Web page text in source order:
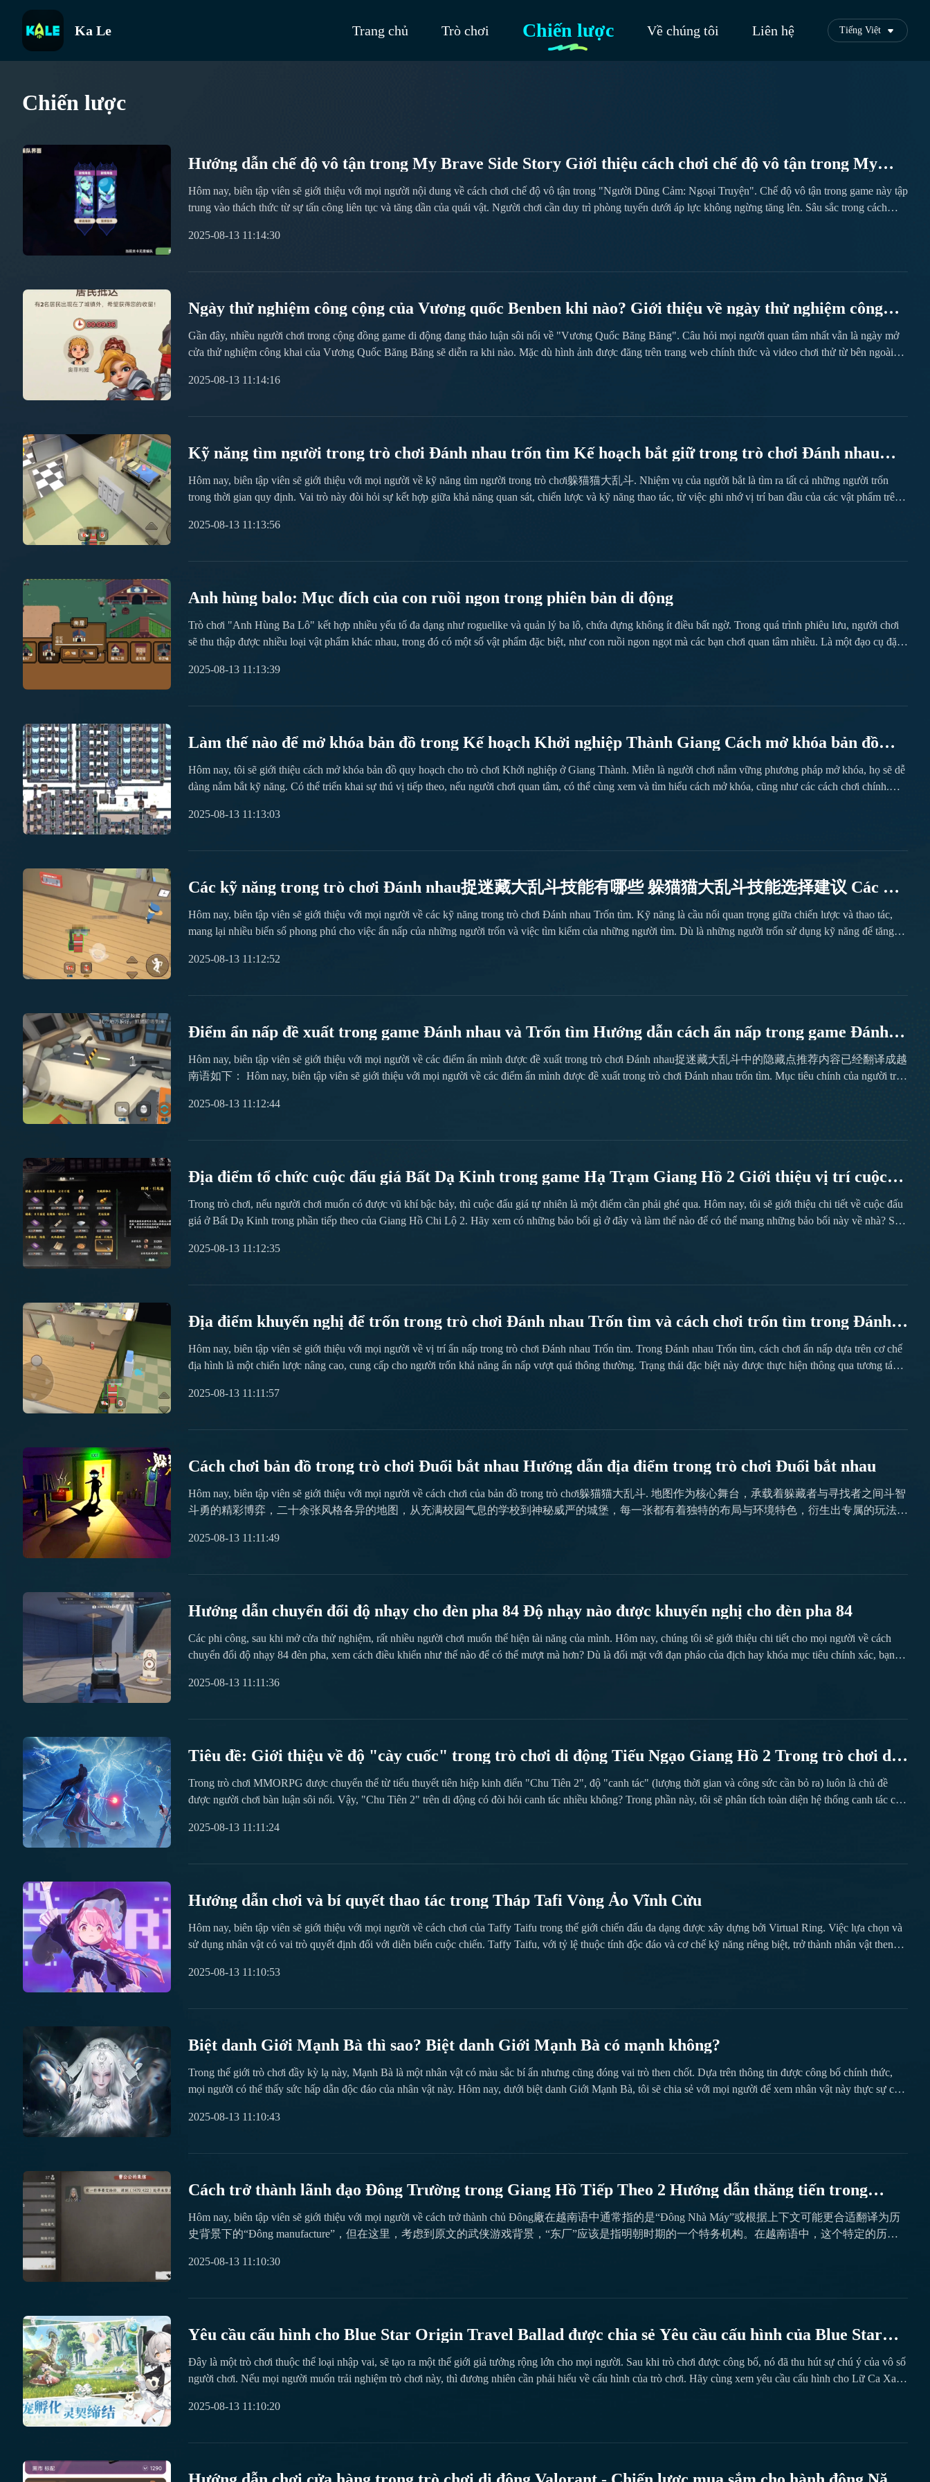
Ka Le Trang chủ Trò chơi Chiến lược Về chúng tôi Liên hệ Tiếng Việt
Chiến lược
Hướng dẫn chế độ vô tận trong My Brave Side Story Giới thiệu cách chơi chế độ vô tận trong My
Hôm nay, biên tập viên sẽ giới thiệu với mọi người nội dung về cách chơi chế độ vô tận trong "Người Dũng Cảm: Ngoại Truyện". Chế độ vô tận trong game này tập
trung vào thách thức từ sự tấn công liên tục và tăng dần của quái vật. Người chơi cần duy trì phòng tuyến dưới áp lực không ngừng tăng lên. Sâu sắc trong cách
đợt tấn công đều đòi hỏi sự cân nhắc tổng hợp về đặc điểm nhân vật, nhịp điệu kỹ năng và môi trường bản đồ. Hãy cùng biên tập viên tìm hiểu thêm...
2025-08-13 11:14:30
Ngày thử nghiệm công cộng của Vương quốc Benben khi nào? Giới thiệu về ngày thử nghiệm công
Gần đây, nhiều người chơi trong cộng đồng game di động đang thảo luận sôi nổi về "Vương Quốc Băng Băng". Câu hỏi mọi người quan tâm nhất vẫn là ngày mở
cửa thử nghiệm công khai của Vương Quốc Băng Băng sẽ diễn ra khi nào. Mặc dù hình ảnh được đăng trên trang web chính thức và video chơi thử từ bên ngoài
đến ngày mở cửa thử nghiệm của trò chơi này. Địa chỉ tải xuống đặt trước mới nhất của "Vương Quốc Băng Băng"》》》》》
2025-08-13 11:14:16
Kỹ năng tìm người trong trò chơi Đánh nhau trốn tìm Kế hoạch bắt giữ trong trò chơi Đánh nhau
Hôm nay, biên tập viên sẽ giới thiệu với mọi người về kỹ năng tìm người trong trò chơi躲猫猫大乱斗. Nhiệm vụ của người bắt là tìm ra tất cả những người trốn
trong thời gian quy định. Vai trò này đòi hỏi sự kết hợp giữa khả năng quan sát, chiến lược và kỹ năng thao tác, từ việc ghi nhớ vị trí ban đầu của các vật phẩm trên
tìm kiếm và tỷ lệ thành công trong việc bắt giữ, khiến mỗi lần bắt trở thành trải nghiệm đầy cảm giác thành tựu. Tiếp theo...
2025-08-13 11:13:56
Anh hùng balo: Mục đích của con ruồi ngon trong phiên bản di động
Trò chơi "Anh Hùng Ba Lô" kết hợp nhiều yếu tố đa dạng như roguelike và quản lý ba lô, chứa đựng không ít điều bất ngờ. Trong quá trình phiêu lưu, người chơi
sẽ thu thập được nhiều loại vật phẩm khác nhau, trong đó có một số vật phẩm đặc biệt, như con ruồi ngon ngọt mà các bạn chơi quan tâm nhiều. Là một đạo cụ đặc
thành nhiệm vụ cụ thể...
2025-08-13 11:13:39
Làm thế nào để mở khóa bản đồ trong Kế hoạch Khởi nghiệp Thành Giang Cách mở khóa bản đồ
Hôm nay, tôi sẽ giới thiệu cách mở khóa bản đồ quy hoạch cho trò chơi Khởi nghiệp ở Giang Thành. Miễn là người chơi nắm vững phương pháp mở khóa, họ sẽ dễ
dàng nắm bắt kỹ năng. Có thể triển khai sự thú vị tiếp theo, nếu người chơi quan tâm, có thể cùng xem và tìm hiểu cách mở khóa, cũng như các cách chơi chính.
2025-08-13 11:13:03
Các kỹ năng trong trò chơi Đánh nhau捉迷藏大乱斗技能有哪些 躲猫猫大乱斗技能选择建议 Các kỹ
Hôm nay, biên tập viên sẽ giới thiệu với mọi người về các kỹ năng trong trò chơi Đánh nhau Trốn tìm. Kỹ năng là cầu nối quan trọng giữa chiến lược và thao tác,
mang lại nhiều biến số phong phú cho việc ẩn nấp của những người trốn và việc tìm kiếm của những người tìm. Dù là những người trốn sử dụng kỹ năng để tăng
dụng và giá trị chiến thuật riêng. Làm chủ thời điểm sử dụng kỹ năng và cách kết hợp chúng là điều cần thiết cho người chơi trong trò chơi...
2025-08-13 11:12:52
Điểm ẩn nấp đề xuất trong game Đánh nhau và Trốn tìm Hướng dẫn cách ẩn nấp trong game Đánh
Hôm nay, biên tập viên sẽ giới thiệu với mọi người về các điểm ẩn mình được đề xuất trong trò chơi Đánh nhau捉迷藏大乱斗中的隐藏点推荐内容已经翻译成越
南语如下： Hôm nay, biên tập viên sẽ giới thiệu với mọi người về các điểm ẩn mình được đề xuất trong trò chơi Đánh nhau trốn tìm. Mục tiêu chính của người trốn
cung cấp nhiều khả năng ẩn nấp đa dạng, từ những bối cảnh hàng ngày đến các công trình kỳ ảo, mỗi khu vực đều có những điểm ẩn nấp đáng để khám phá. Kết
2025-08-13 11:12:44
Địa điểm tổ chức cuộc đấu giá Bất Dạ Kinh trong game Hạ Trạm Giang Hồ 2 Giới thiệu vị trí cuộc
Trong trò chơi, nếu người chơi muốn có được vũ khí bậc bảy, thì cuộc đấu giá tự nhiên là một điểm cần phải ghé qua. Hôm nay, tôi sẽ giới thiệu chi tiết về cuộc đấu
giá ở Bất Dạ Kinh trong phần tiếp theo của Giang Hồ Chi Lộ 2. Hãy xem có những bảo bối gì ở đây và làm thế nào để có thể mang những bảo bối này về nhà? Sau
không tìm thấy. Thực tế, nó được ẩn trong thành Lạc Dương...
2025-08-13 11:12:35
Địa điểm khuyến nghị để trốn trong trò chơi Đánh nhau Trốn tìm và cách chơi trốn tìm trong Đánh
Hôm nay, biên tập viên sẽ giới thiệu với mọi người về vị trí ẩn nấp trong trò chơi Đánh nhau Trốn tìm. Trong Đánh nhau Trốn tìm, cách chơi ẩn nấp dựa trên cơ chế
địa hình là một chiến lược nâng cao, cung cấp cho người trốn khả năng ẩn nấp vượt quá thông thường. Trạng thái đặc biệt này được thực hiện thông qua tương tác
pháp quan trọng để người chơi cao cấp tăng cường cơ hội sống sót. Tiếp theo, hãy cùng biên tập viên...
2025-08-13 11:11:57
Cách chơi bản đồ trong trò chơi Đuổi bắt nhau Hướng dẫn địa điểm trong trò chơi Đuổi bắt nhau
Hôm nay, biên tập viên sẽ giới thiệu với mọi người về cách chơi của bản đồ trong trò chơi躲猫猫大乱斗. 地图作为核心舞台，承载着躲藏者与寻找者之间斗智
斗勇的精彩博弈，二十余张风格各异的地图，从充满校园气息的学校到神秘威严的城堡，每一张都有着独特的布局与环境特色，衍生出专属的玩法策
cách chơi của bản đồ trong trò chơi "Đấu trường Trốn Tìm". Bản đồ đóng vai trò như sân khấu chính, nơi diễn ra cuộc đấu trí và sức mạnh giữa những người ẩn nấp
mỗi bản đồ đều có bố cục và đặc điểm môi trường riêng, tạo ra chiến lược chơi độc đáo. Người ẩn nấp có thể hóa thân thành nhiều vật phẩm để ẩn mình, trong khi
2025-08-13 11:11:49
Hướng dẫn chuyển đổi độ nhạy cho đèn pha 84 Độ nhạy nào được khuyến nghị cho đèn pha 84
Các phi công, sau khi mở cửa thử nghiệm, rất nhiều người chơi muốn thể hiện tài năng của mình. Hôm nay, chúng tôi sẽ giới thiệu chi tiết cho mọi người về cách
chuyển đổi độ nhạy 84 đèn pha, xem cách điều khiển như thế nào để có thể mượt mà hơn? Dù là đối mặt với đạn pháo của địch hay khóa mục tiêu chính xác, bạn
2025-08-13 11:11:36
Tiêu đề: Giới thiệu về độ "cày cuốc" trong trò chơi di động Tiếu Ngạo Giang Hồ 2 Trong trò chơi di
nào? Dưới đây là một số thông tin giới thiệu về mức độ "cày cuốc" trong game.
Trong trò chơi MMORPG được chuyển thể từ tiểu thuyết tiên hiệp kinh điển "Chu Tiên 2", độ "canh tác" (lượng thời gian và công sức cần bỏ ra) luôn là chủ đề
được người chơi bàn luận sôi nổi. Vậy, "Chu Tiên 2" trên di động có đòi hỏi canh tác nhiều không? Trong phần này, tôi sẽ phân tích toàn diện hệ thống canh tác của
nhóm người chơi, giúp bạn đạt được kết quả tốt hơn trong hành trình tu tiên. Dù bạn là người chơi giải trí với thời gian hạn chế hay là người chơi cốt lõi theo đuổi sự
2025-08-13 11:11:24
Hướng dẫn chơi và bí quyết thao tác trong Tháp Tafi Vòng Ảo Vĩnh Cửu
Hôm nay, biên tập viên sẽ giới thiệu với mọi người về cách chơi của Taffy Taifu trong thế giới chiến đấu đa dạng được xây dựng bởi Virtual Ring. Việc lựa chọn và
sử dụng nhân vật có vai trò quyết định đối với diễn biến cuộc chiến. Taffy Taifu, với tỷ lệ thuộc tính độc đáo và cơ chế kỹ năng riêng biệt, trở thành nhân vật then
của cô đều chứa đựng nhiều tiềm năng chiến thuật. Hãy cùng theo dõi...
2025-08-13 11:10:53
Biệt danh Giới Mạnh Bà thì sao? Biệt danh Giới Mạnh Bà có mạnh không?
Trong thế giới trò chơi đầy kỳ lạ này, Mạnh Bà là một nhân vật có màu sắc bí ẩn nhưng cũng đóng vai trò then chốt. Dựa trên thông tin được công bố chính thức,
mọi người có thể thấy sức hấp dẫn độc đáo của nhân vật này. Hôm nay, dưới biệt danh Giới Mạnh Bà, tôi sẽ chia sẻ với mọi người để xem nhân vật này thực sự có
trang phục cũng được thêm vào...
2025-08-13 11:10:43
Cách trở thành lãnh đạo Đông Trường trong Giang Hồ Tiếp Theo 2 Hướng dẫn thăng tiến trong
Hôm nay, biên tập viên sẽ giới thiệu với mọi người về cách trở thành chủ Đông廠在越南语中通常指的是“Đông Nhà Máy”或根据上下文可能更合适翻译为历
史背景下的“Đông manufacture”，但在这里，考虑到原文的武侠游戏背景，“东厂”应该是指明朝时期的一个特务机构。在越南语中，这个特定的历史
trong game Giang Hồ Tiếp Theo 2. Trong bản đồ quyền lực giang hồ của Giang Hồ Tiếp Theo 2, Đông Xưởng chiếm vị trí đặc biệt với quyền lực huyền bí và cơ
quá trình từ gia nhập đến thăng chức đầy đủ, cho đến khi cuối cùng đón nhận điểm then chốt quyết định có thể lên ngôi hay không. Quá trình này kết hợp giữa thử
2025-08-13 11:10:30
Yêu cầu cấu hình cho Blue Star Origin Travel Ballad được chia sẻ Yêu cầu cấu hình của Blue Star
Đây là một trò chơi thuộc thể loại nhập vai, sẽ tạo ra một thế giới giả tưởng rộng lớn cho mọi người. Sau khi trò chơi được công bố, nó đã thu hút sự chú ý của vô số
người chơi. Nếu mọi người muốn trải nghiệm trò chơi này, thì đương nhiên cần phải hiểu về cấu hình của trò chơi. Hãy cùng xem yêu cầu cấu hình cho Lữ Ca Xanh
Xanh Trên Bầu Trời Sao"》》》》》#Lữ Ca Xanh Trên Bầu Trời Sao...
2025-08-13 11:10:20